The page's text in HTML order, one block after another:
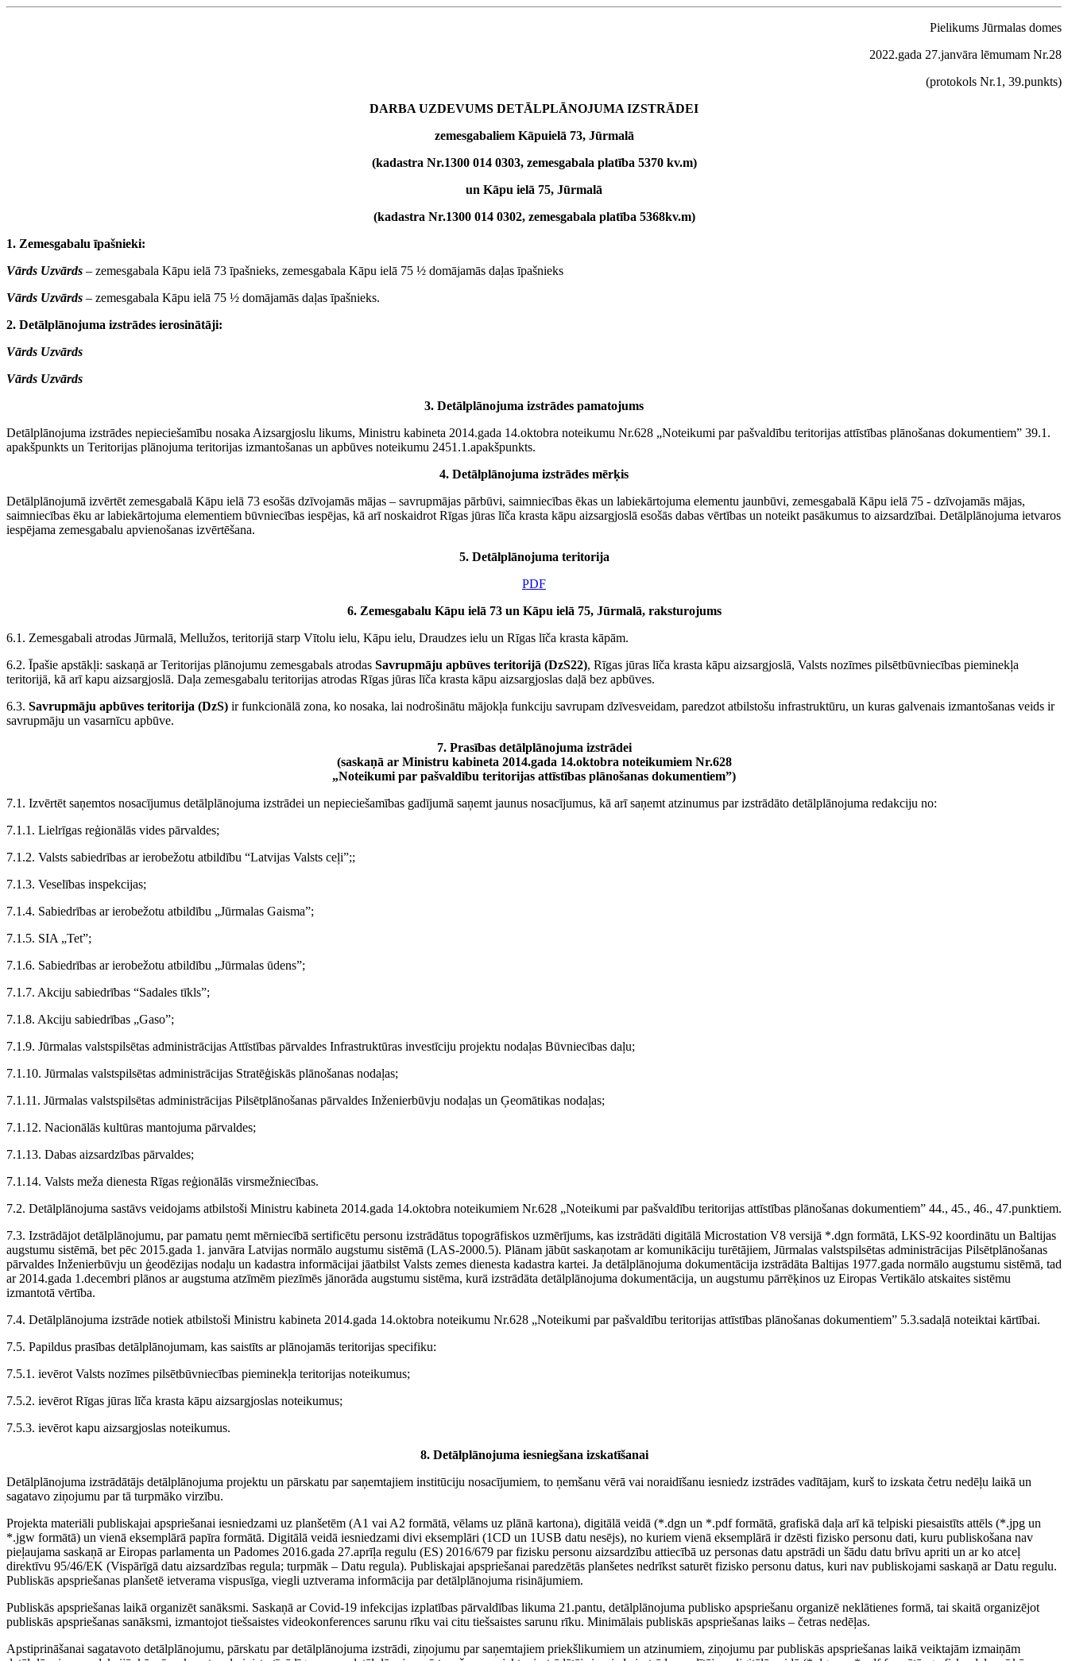
Pielikums Jūrmalas domes
2022.gada 27.janvāra lēmumam Nr.28
(protokols Nr.1, 39.punkts)
DARBA UZDEVUMS DETĀLPLĀNOJUMA IZSTRĀDEI
zemesgabaliem Kāpuielā 73, Jūrmalā
(kadastra Nr.1300 014 0303, zemesgabala platība 5370 kv.m)
un Kāpu ielā 75, Jūrmalā
(kadastra Nr.1300 014 0302, zemesgabala platība 5368kv.m)
1. Zemesgabalu īpašnieki:
Vārds Uzvārds – zemesgabala Kāpu ielā 73 īpašnieks, zemesgabala Kāpu ielā 75 ½ domājamās daļas īpašnieks
Vārds Uzvārds – zemesgabala Kāpu ielā 75 ½ domājamās daļas īpašnieks.
2. Detālplānojuma izstrādes ierosinātāji:
Vārds Uzvārds
Vārds Uzvārds
3. Detālplānojuma izstrādes pamatojums
Detālplānojuma izstrādes nepieciešamību nosaka Aizsargjoslu likums, Ministru kabineta 2014.gada 14.oktobra noteikumu Nr.628 „Noteikumi par pašvaldību teritorijas attīstības plānošanas dokumentiem” 39.1.
apakšpunkts un Teritorijas plānojuma teritorijas izmantošanas un apbūves noteikumu 2451.1.apakšpunkts.
4. Detālplānojuma izstrādes mērķis
Detālplānojumā izvērtēt zemesgabalā Kāpu ielā 73 esošās dzīvojamās mājas – savrupmājas pārbūvi, saimniecības ēkas un labiekārtojuma elementu jaunbūvi, zemesgabalā Kāpu ielā 75 - dzīvojamās mājas,
saimniecības ēku ar labiekārtojuma elementiem būvniecības iespējas, kā arī noskaidrot Rīgas jūras līča krasta kāpu aizsargjoslā esošās dabas vērtības un noteikt pasākumus to aizsardzībai. Detālplānojuma ietvaros
iespējama zemesgabalu apvienošanas izvērtēšana.
5. Detālplānojuma teritorija
PDF
6. Zemesgabalu Kāpu ielā 73 un Kāpu ielā 75, Jūrmalā, raksturojums
6.1. Zemesgabali atrodas Jūrmalā, Mellužos, teritorijā starp Vītolu ielu, Kāpu ielu, Draudzes ielu un Rīgas līča krasta kāpām.
6.2. Īpašie apstākļi: saskaņā ar Teritorijas plānojumu zemesgabals atrodas Savrupmāju apbūves teritorijā (DzS22), Rīgas jūras līča krasta kāpu aizsargjoslā, Valsts nozīmes pilsētbūvniecības pieminekļa
teritorijā, kā arī kapu aizsargjoslā. Daļa zemesgabalu teritorijas atrodas Rīgas jūras līča krasta kāpu aizsargjoslas daļā bez apbūves.
6.3. Savrupmāju apbūves teritorija (DzS) ir funkcionālā zona, ko nosaka, lai nodrošinātu mājokļa funkciju savrupam dzīvesveidam, paredzot atbilstošu infrastruktūru, un kuras galvenais izmantošanas veids ir
savrupmāju un vasarnīcu apbūve.
7. Prasības detālplānojuma izstrādei
(saskaņā ar Ministru kabineta 2014.gada 14.oktobra noteikumiem Nr.628
„Noteikumi par pašvaldību teritorijas attīstības plānošanas dokumentiem”)
7.1. Izvērtēt saņemtos nosacījumus detālplānojuma izstrādei un nepieciešamības gadījumā saņemt jaunus nosacījumus, kā arī saņemt atzinumus par izstrādāto detālplānojuma redakciju no:
7.1.1. Lielrīgas reģionālās vides pārvaldes;
7.1.2. Valsts sabiedrības ar ierobežotu atbildību “Latvijas Valsts ceļi”;;
7.1.3. Veselības inspekcijas;
7.1.4. Sabiedrības ar ierobežotu atbildību „Jūrmalas Gaisma”;
7.1.5. SIA „Tet”;
7.1.6. Sabiedrības ar ierobežotu atbildību „Jūrmalas ūdens”;
7.1.7. Akciju sabiedrības “Sadales tīkls”;
7.1.8. Akciju sabiedrības „Gaso”;
7.1.9. Jūrmalas valstspilsētas administrācijas Attīstības pārvaldes Infrastruktūras investīciju projektu nodaļas Būvniecības daļu;
7.1.10. Jūrmalas valstspilsētas administrācijas Stratēģiskās plānošanas nodaļas;
7.1.11. Jūrmalas valstspilsētas administrācijas Pilsētplānošanas pārvaldes Inženierbūvju nodaļas un Ģeomātikas nodaļas;
7.1.12. Nacionālās kultūras mantojuma pārvaldes;
7.1.13. Dabas aizsardzības pārvaldes;
7.1.14. Valsts meža dienesta Rīgas reģionālās virsmežniecības.
7.2. Detālplānojuma sastāvs veidojams atbilstoši Ministru kabineta 2014.gada 14.oktobra noteikumiem Nr.628 „Noteikumi par pašvaldību teritorijas attīstības plānošanas dokumentiem” 44., 45., 46., 47.punktiem.
7.3. Izstrādājot detālplānojumu, par pamatu ņemt mērniecībā sertificētu personu izstrādātus topogrāfiskos uzmērījums, kas izstrādāti digitālā Microstation V8 versijā *.dgn formātā, LKS-92 koordinātu un Baltijas
augstumu sistēmā, bet pēc 2015.gada 1. janvāra Latvijas normālo augstumu sistēmā (LAS-2000.5). Plānam jābūt saskaņotam ar komunikāciju turētājiem, Jūrmalas valstspilsētas administrācijas Pilsētplānošanas
pārvaldes Inženierbūvju un ģeodēzijas nodaļu un kadastra informācijai jāatbilst Valsts zemes dienesta kadastra kartei. Ja detālplānojuma dokumentācija izstrādāta Baltijas 1977.gada normālo augstumu sistēmā, tad
ar 2014.gada 1.decembri plānos ar augstuma atzīmēm piezīmēs jānorāda augstumu sistēma, kurā izstrādāta detālplānojuma dokumentācija, un augstumu pārrēķinos uz Eiropas Vertikālo atskaites sistēmu
izmantotā vērtība.
7.4. Detālplānojuma izstrāde notiek atbilstoši Ministru kabineta 2014.gada 14.oktobra noteikumu Nr.628 „Noteikumi par pašvaldību teritorijas attīstības plānošanas dokumentiem” 5.3.sadaļā noteiktai kārtībai.
7.5. Papildus prasības detālplānojumam, kas saistīts ar plānojamās teritorijas specifiku:
7.5.1. ievērot Valsts nozīmes pilsētbūvniecības pieminekļa teritorijas noteikumus;
7.5.2. ievērot Rīgas jūras līča krasta kāpu aizsargjoslas noteikumus;
7.5.3. ievērot kapu aizsargjoslas noteikumus.
8. Detālplānojuma iesniegšana izskatīšanai
Detālplānojuma izstrādātājs detālplānojuma projektu un pārskatu par saņemtajiem institūciju nosacījumiem, to ņemšanu vērā vai noraidīšanu iesniedz izstrādes vadītājam, kurš to izskata četru nedēļu laikā un
sagatavo ziņojumu par tā turpmāko virzību.
Projekta materiāli publiskajai apspriešanai iesniedzami uz planšetēm (A1 vai A2 formātā, vēlams uz plānā kartona), digitālā veidā (*.dgn un *.pdf formātā, grafiskā daļa arī kā telpiski piesaistīts attēls (*.jpg un
*.jgw formātā) un vienā eksemplārā papīra formātā. Digitālā veidā iesniedzami divi eksemplāri (1CD un 1USB datu nesējs), no kuriem vienā eksemplārā ir dzēsti fizisko personu dati, kuru publiskošana nav
pieļaujama saskaņā ar Eiropas parlamenta un Padomes 2016.gada 27.aprīļa regulu (ES) 2016/679 par fizisku personu aizsardzību attiecībā uz personas datu apstrādi un šādu datu brīvu apriti un ar ko atceļ
direktīvu 95/46/EK (Vispārīgā datu aizsardzības regula; turpmāk – Datu regula). Publiskajai apspriešanai paredzētās planšetes nedrīkst saturēt fizisko personu datus, kuri nav publiskojami saskaņā ar Datu regulu.
Publiskās apspriešanas planšetē ietverama vispusīga, viegli uztverama informācija par detālplānojuma risinājumiem.
Publiskās apspriešanas laikā organizēt sanāksmi. Saskaņā ar Covid-19 infekcijas izplatības pārvaldības likuma 21.pantu, detālplānojuma publisko apspriešanu organizē neklātienes formā, tai skaitā organizējot
publiskās apspriešanas sanāksmi, izmantojot tiešsaistes videokonferences sarunu rīku vai citu tiešsaistes sarunu rīku. Minimālais publiskās apspriešanas laiks – četras nedēļas.
Apstiprināšanai sagatavoto detālplānojumu, pārskatu par detālplānojuma izstrādi, ziņojumu par saņemtajiem priekšlikumiem un atzinumiem, ziņojumu par publiskās apspriešanas laikā veiktajām izmaiņām